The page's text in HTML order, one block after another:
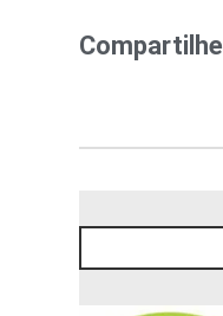
Compartilhe